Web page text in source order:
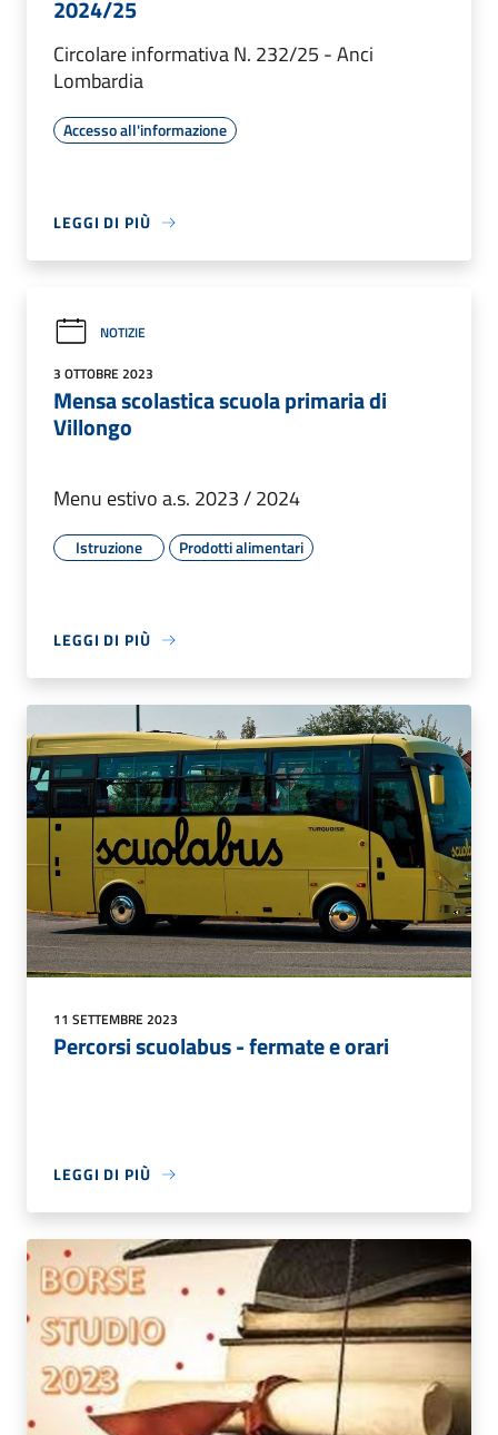
2024/25
Circolare informativa N. 232/25 - Anci
Lombardia
Accesso all'informazione
LEGGI DI PIÙ
NOTIZIE
3 OTTOBRE 2023
Mensa scolastica scuola primaria di
Villongo
Menu estivo a.s. 2023 / 2024
Istruzione Prodotti alimentari
LEGGI DI PIÙ
11 SETTEMBRE 2023
Percorsi scuolabus - fermate e orari
LEGGI DI PIÙ